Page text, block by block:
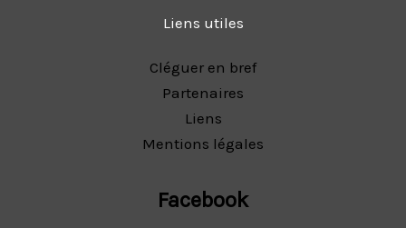
Liens utiles
Cléguer en bref
Partenaires
Liens
Mentions légales
Facebook